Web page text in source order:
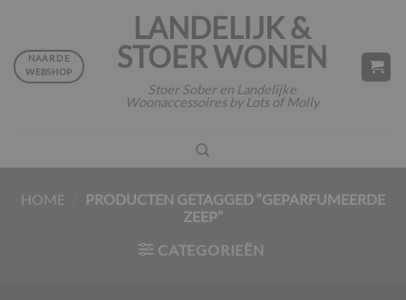
inhoud
LANDELIJK &
STOER WONEN
Stoer Sober en Landelijke
Woonaccessoires by Lots of Molly
NAAR DE
WEBSHOP
HOME
PRODUCTEN GETAGGED “GEPARFUMEERDE
ZEEP”
CATEGORIEËN